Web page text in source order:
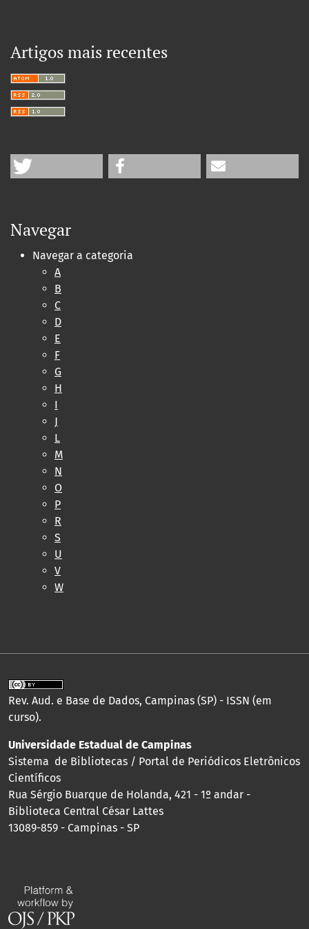
Artigos mais recentes
Navegar
Navegar a categoria
A
B
C
D
E
F
G
H
I
J
L
M
N
O
P
R
S
U
V
W
Rev. Aud. e Base de Dados, Campinas (SP) - ISSN (em
curso).
Universidade Estadual de Campinas
Sistema de Bibliotecas / Portal de Periódicos Eletrônicos
Científicos
Rua Sérgio Buarque de Holanda, 421 - 1º andar -
Biblioteca Central César Lattes
13089-859 - Campinas - SP